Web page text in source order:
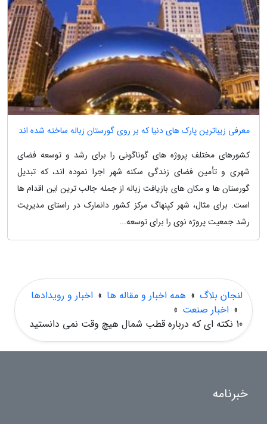
معرفی زیباترین پارک های دنیا که بر روی گورستان زباله ساخته شده اند
کشورهای مختلف پروژه های گوناگونی را برای رشد و توسعه فضای
شهری و تأمین فضای زندگی سکنه شهر اجرا نموده اند، که تبدیل
گورستان ها و مکان های بازیافت زباله از جمله جالب ترین این اقدام ها
است. برای مثال، شهر کپنهاگ مرکز کشور دانمارک در راستای مدیریت
رشد جمعیت پروژه نوی را برای توسعه...
لنجان بلاگ » همه اخبار و مقاله ها » اخبار و رویدادها
» اخبار صنعت »
10 نکته ای که درباره قطب شمال هیچ وقت نمی دانستید
خبرنامه